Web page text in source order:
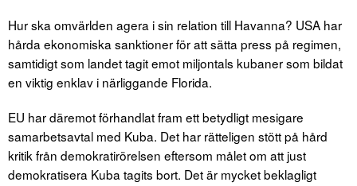
Hur ska omvärlden agera i sin relation till Havanna? USA har
hårda ekonomiska sanktioner för att sätta press på regimen,
samtidigt som landet tagit emot miljontals kubaner som bildat
en viktig enklav i närliggande Florida.
EU har däremot förhandlat fram ett betydligt mesigare
samarbetsavtal med Kuba. Det har rätteligen stött på hård
kritik från demokratirörelsen eftersom målet om att just
demokratisera Kuba tagits bort. Det är mycket beklagligt